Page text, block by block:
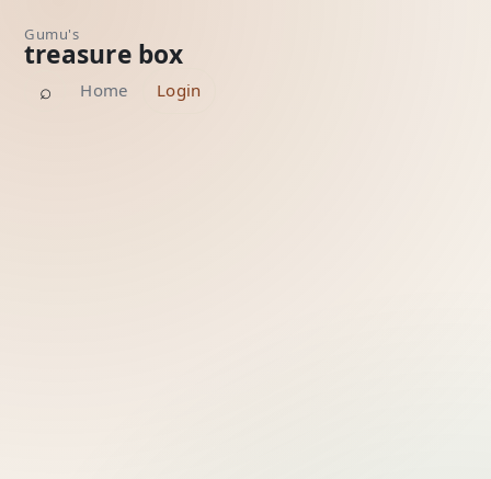
Gumu's
treasure box
⌕ Home Login